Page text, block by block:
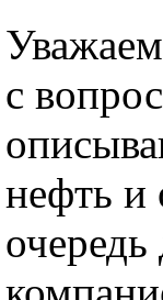
с
нефть и
очередь